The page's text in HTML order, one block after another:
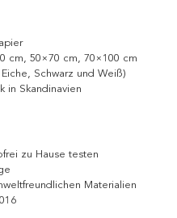
cm, 50×70 cm, 70×100 cm
Schwarz und Weiß)
in Skandinavien
zu Hause testen
Materialien